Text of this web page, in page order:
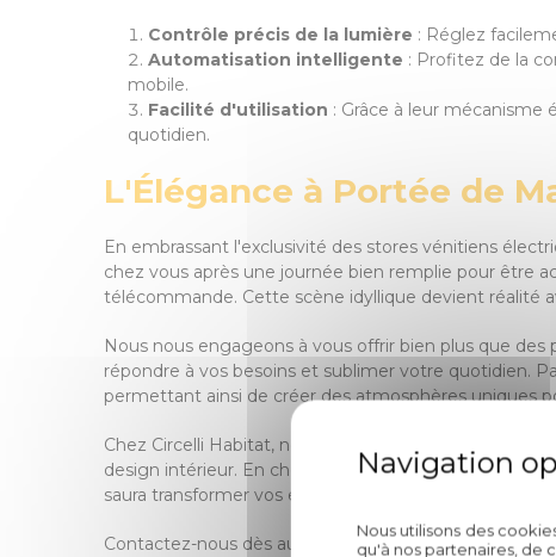
Contrôle précis de la lumière : Réglez
Automatisation intelligente : Profitez de la
mobile.
Facilité d'utilisation : Grâce à leur
quotidien.
L'Élégance à Portée de
En embrassant l'exclusivité des stores vénitiens
chez vous après une journée bien remplie pour être
télécommande. Cette scène idyllique devient réalité
Nous nous engageons à vous offrir bien plus que
répondre à vos besoins et sublimer votre quotidien.
permettant ainsi de créer des atmosphères uniques
Chez Circelli Habitat, notre expertise de plus de 60
design intérieur. En choisissant nos stores vénitiens
saura transformer vos espaces de vie en véritables
Contactez-nous dès aujourd'hui pour découvrir
Nous utilisons des
qu'à nos partenaires, de